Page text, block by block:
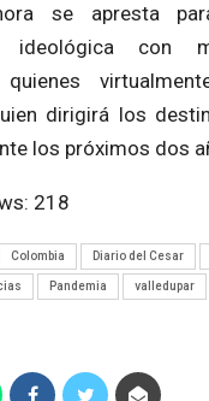
se apresta
ideológica con
quienes
dirigirá los
los próximos dos
218
Colombia Diario del Cesar
Pandemia valledupar